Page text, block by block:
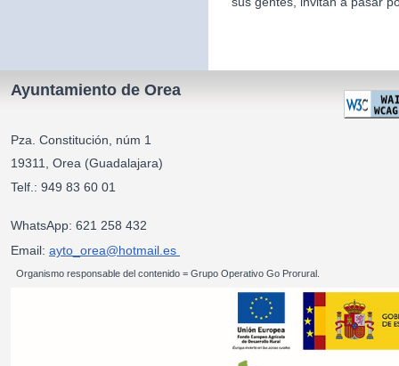
Ayuntamiento de Orea
Pza. Constitución, núm 1
19311, Orea (Guadalajara)
Telf.: 949 83 60 01
WhatsApp: 621 258 432
Email: ayto_orea@hotmail.es
Organismo responsable del contenido = Grupo Operativo Go Prorural.